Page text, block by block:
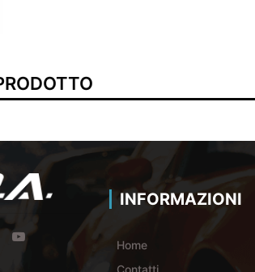
INFORMAZIONI
Home